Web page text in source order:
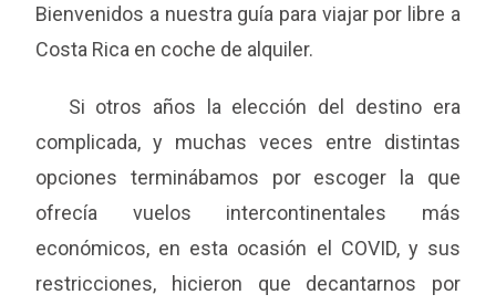
Bienvenidos a nuestra guía para viajar por libre a
Costa Rica en coche de alquiler.
Si otros años la elección del destino era
complicada, y muchas veces entre distintas
opciones terminábamos por escoger la que
ofrecía vuelos intercontinentales más
económicos, en esta ocasión el COVID, y sus
restricciones, hicieron que decantarnos por